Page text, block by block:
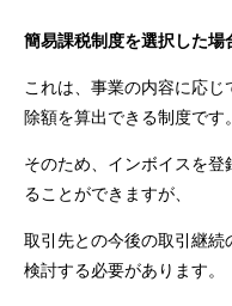
簡易課税制度を選択した場
これは、事業の内容に応
除額を算出できる制度です。
そのため、インボイスを
ることができますが、
取引先との今後の取引継続
検討する必要があります。